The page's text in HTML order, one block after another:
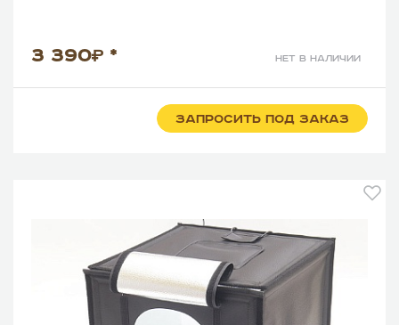
3 390 * нет в наличии
ЗАПРОСИТЬ ПОД ЗАКАЗ